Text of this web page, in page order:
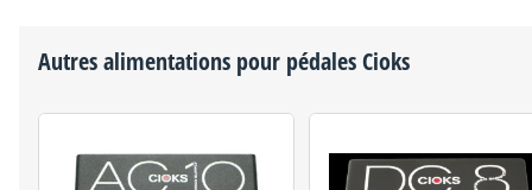
Autres alimentations pour pédalesCioks